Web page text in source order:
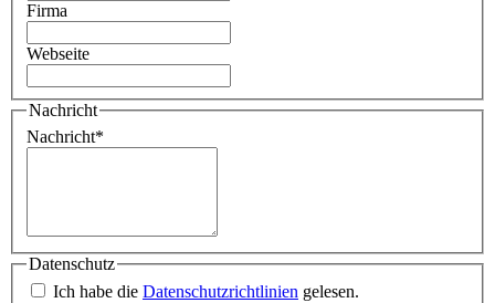
Firma
Webseite
Nachricht
Nachricht*
Datenschutz
Ich habe die Datenschutzrichtlinien gelesen.